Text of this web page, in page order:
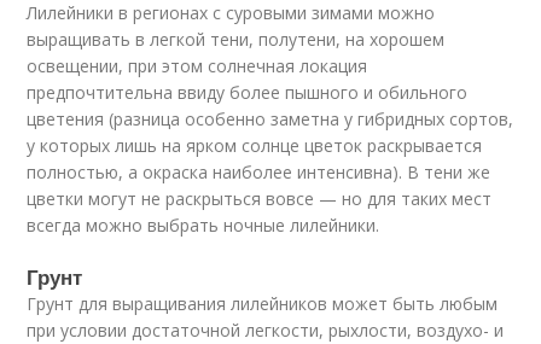
Лилейники в регионах с суровыми зимами можно
выращивать в легкой тени, полутени, на хорошем
освещении, при этом солнечная локация
предпочтительна ввиду более пышного и обильного
цветения (разница особенно заметна у гибридных сортов,
у которых лишь на ярком солнце цветок раскрывается
полностью, а окраска наиболее интенсивна). В тени же
цветки могут не раскрыться вовсе — но для таких мест
всегда можно выбрать ночные лилейники.
Грунт
Грунт для выращивания лилейников может быть любым
при условии достаточной легкости, рыхлости, воздухо- и